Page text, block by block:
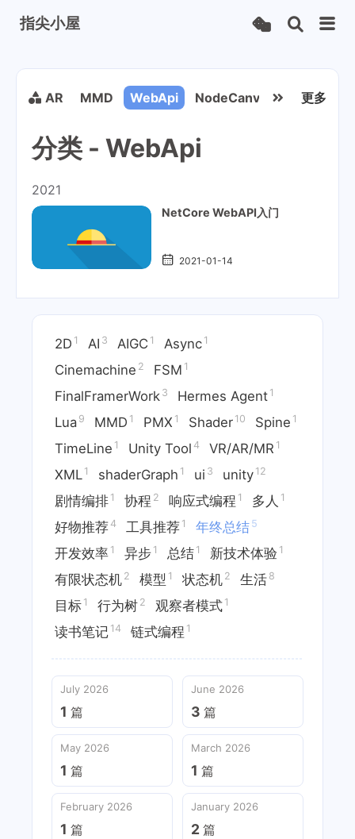
指尖小屋
VR/AR MMD WebApi NodeCanvas 网络连接
更多
分类 - WebApi
2021
NetCore WebAPI入门
2021-01-14
2D 1 AI 3 AIGC 1 Async 1
Cinemachine 2 FSM 1
FinalFramerWork 3 Hermes Agent 1
Lua 9 MMD 1 PMX 1 Shader 10 Spine 1
TimeLine 1 Unity Tool 4 VR/AR/MR 1
XML 1 shaderGraph 1 ui 3 unity 12
剧情编排 1 协程 2 响应式编程 1 多人 1
好物推荐 4 工具推荐 1 年终总结 5
开发效率 1 异步 1 总结 1 新技术体验 1
有限状态机 2 模型 1 状态机 2 生活 8
目标 1 行为树 2 观察者模式 1
读书笔记 14 链式编程 1
July 2026
1 篇
June 2026
3 篇
May 2026
1 篇
March 2026
1 篇
February 2026
1 篇
January 2026
2 篇